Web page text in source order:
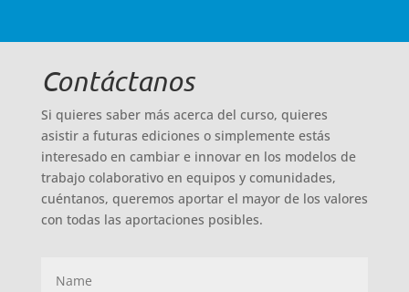
Contáctanos
Si quieres saber más acerca del curso, quieres
asistir a futuras ediciones o simplemente estás
interesado en cambiar e innovar en los modelos de
trabajo colaborativo en equipos y comunidades,
cuéntanos, queremos aportar el mayor de los valores
con todas las aportaciones posibles.